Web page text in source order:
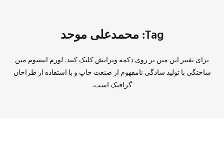
Tag: محمدعلی موحد
برای تغییر این متن بر روی دکمه ویرایش کلیک کنید. لورم ایپسوم متن
ساختگی با تولید سادگی نامفهوم از صنعت چاپ و با استفاده از طراحان
گرافیک است.